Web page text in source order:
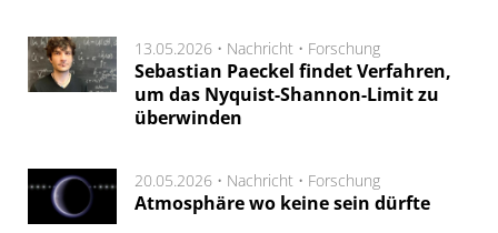
13.05.2026 • Nachricht • Forschung
Sebastian Paeckel findet Verfahren,
um das Nyquist-Shannon-Limit zu
überwinden
20.05.2026 • Nachricht • Forschung
Atmosphäre wo keine sein dürfte